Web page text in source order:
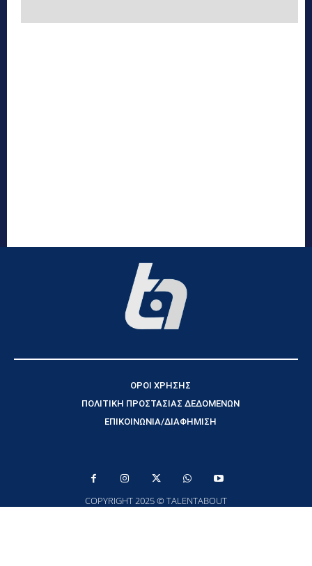
ΟΡΟΙ ΧΡΗΣΗΣ
ΠΟΛΙΤΙΚΗ ΠΡΟΣΤΑΣΙΑΣ ΔΕΔΟΜΕΝΩΝ
ΕΠΙΚΟΙΝΩΝΙΑ/ΔΙΑΦΗΜΙΣΗ
COPYRIGHT 2025 © TALENTABOUT